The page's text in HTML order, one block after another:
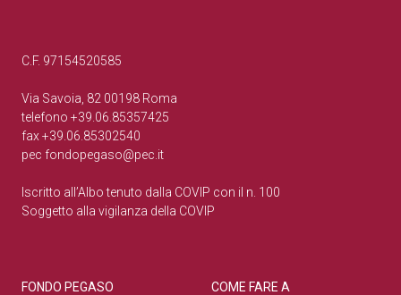
C.F. 97154520585
Via Savoia, 82 00198 Roma
telefono +39.06.85357425
fax +39.06.85302540
pec fondopegaso@pec.it
Iscritto all’Albo tenuto dalla COVIP con il n. 100
Soggetto alla vigilanza della COVIP
FONDO PEGASO COME FARE A